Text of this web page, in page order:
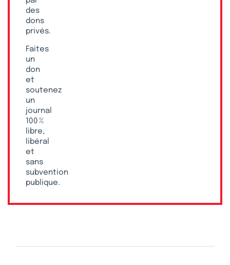
des
dons
privés.
Faites
un
don
et
soutenez
un
journal
100 %
libre,
libéral
et
sans
subvention
publique.